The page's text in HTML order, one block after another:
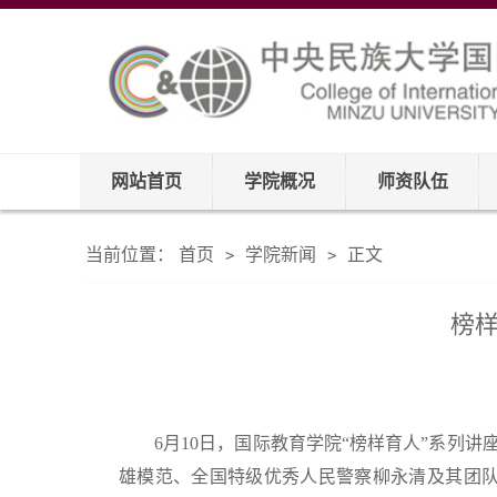
网站首页 学院概况 师资队伍
当前位置： 首页 > 学院新闻 > 正文
榜
6月10日，国际教育学院“榜样育人”系列
雄模范、全国特级优秀人民警察柳永清及其团